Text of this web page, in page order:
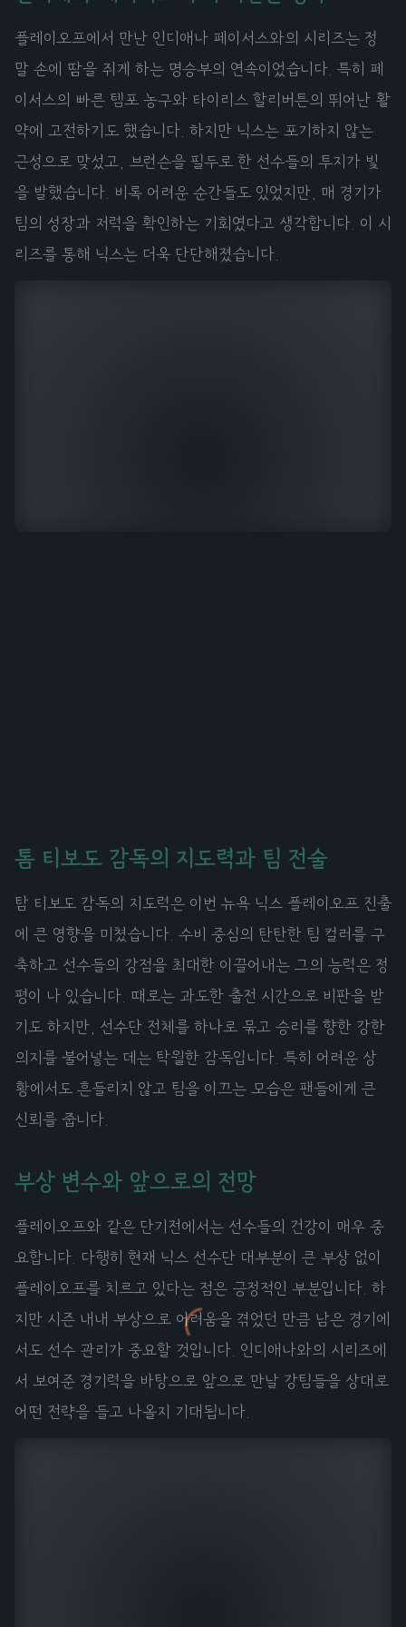
플레이오프에서 만난 인디애나 페이서스와의 시리즈는 정
말 손에 땀을 쥐게 하는 명승부의 연속이었습니다. 특히 페
이서스의 빠른 템포 농구와 타이리스 할리버튼의 뛰어난 활
약에 고전하기도 했습니다. 하지만 닉스는 포기하지 않는
근성으로 맞섰고, 브런슨을 필두로 한 선수들의 투지가 빛
을 발했습니다. 비록 어려운 순간들도 있었지만, 매 경기가
팀의 성장과 저력을 확인하는 기회였다고 생각합니다. 이 시
리즈를 통해 닉스는 더욱 단단해졌습니다.
톰 티보도 감독의 지도력과 팀 전술
탐 티보도 감독의 지도력은 이번 뉴욕 닉스 플레이오프 진출
에 큰 영향을 미쳤습니다. 수비 중심의 탄탄한 팀 컬러를 구
축하고 선수들의 강점을 최대한 이끌어내는 그의 능력은 정
평이 나 있습니다. 때로는 과도한 출전 시간으로 비판을 받
기도 하지만, 선수단 전체를 하나로 묶고 승리를 향한 강한
의지를 불어넣는 데는 탁월한 감독입니다. 특히 어려운 상
황에서도 흔들리지 않고 팀을 이끄는 모습은 팬들에게 큰
신뢰를 줍니다.
부상 변수와 앞으로의 전망
플레이오프와 같은 단기전에서는 선수들의 건강이 매우 중
요합니다. 다행히 현재 닉스 선수단 대부분이 큰 부상 없이
플레이오프를 치르고 있다는 점은 긍정적인 부분입니다. 하
지만 시즌 내내 부상으로 어려움을 겪었던 만큼 남은 경기에
서도 선수 관리가 중요할 것입니다. 인디애나와의 시리즈에
서 보여준 경기력을 바탕으로 앞으로 만날 강팀들을 상대로
어떤 전략을 들고 나올지 기대됩니다.